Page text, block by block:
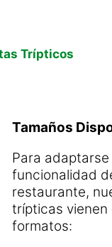
Trípticos
Tamaños
Para
funcionalidad
restaurante,
trípticas vienen
formatos: